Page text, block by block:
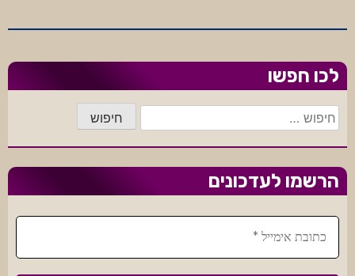
הדיברות
החדש
לכו חפשו
חיפוש:
הרשמו לעדכונים